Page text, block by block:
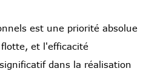
est une priorité absolue
et l'efficacité
dans la réalisation